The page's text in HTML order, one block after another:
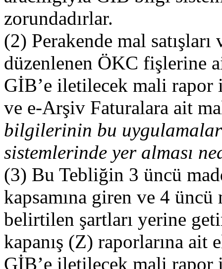
zorundadırlar.
(2) Perakende mal
düzenlenen ÖKC fişlerine
GİB’e iletilecek mali rapor
ve e-Arşiv Faturalara ait
bilgilerinin bu
sistemlerinde yer alması
(3) Bu Tebliğin 3 üncü
kapsamına giren ve 4 üncü
belirtilen şartları yerine
kapanış (Z) raporlarına ait
GİB’e iletilecek mali